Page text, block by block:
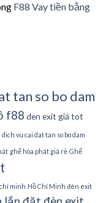
F88 Vay tiền bằng
tan so bo dam
f88 den exit giá tot
dich vu cai dat tan so bo dam
ghế hòa phát giá rẻ Ghế
minh Hồ Chí Minh đèn exit